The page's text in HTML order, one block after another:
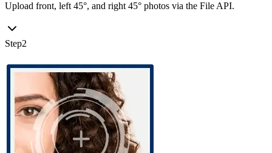
Upload front, left 45°, and right 45° photos via the File API.
Step2